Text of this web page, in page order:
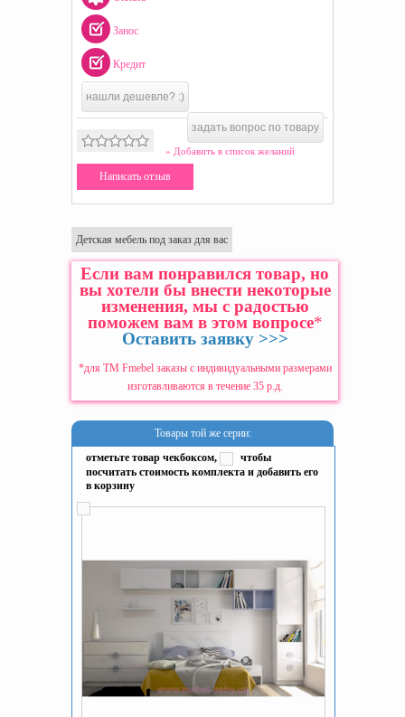
Занос
Кредит
нашли дешевле? :)
задать вопрос по товару
» Добавить в список желаний
Написать отзыв
Детская мебель под заказ для вас
Если вам понравился товар, но
вы хотели бы внести некоторые
изменения, мы с радостью
поможем вам в этом вопросе*
Оставить заявку >>>
*для ТМ Fmebel заказы с индивидуальными размерами
изготавливаются в течение 35 р.д.
Товары той же серии:
отметьте товар чекбоксом,
чтобы
посчитать стоимость комплекта и добавить его
в корзину